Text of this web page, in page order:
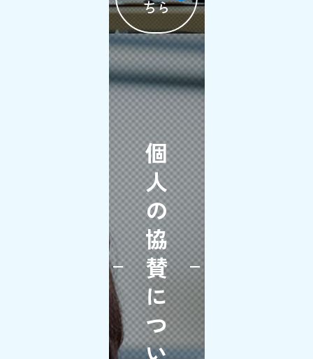
ちら
個
人
の
協
賛
に
つ
い